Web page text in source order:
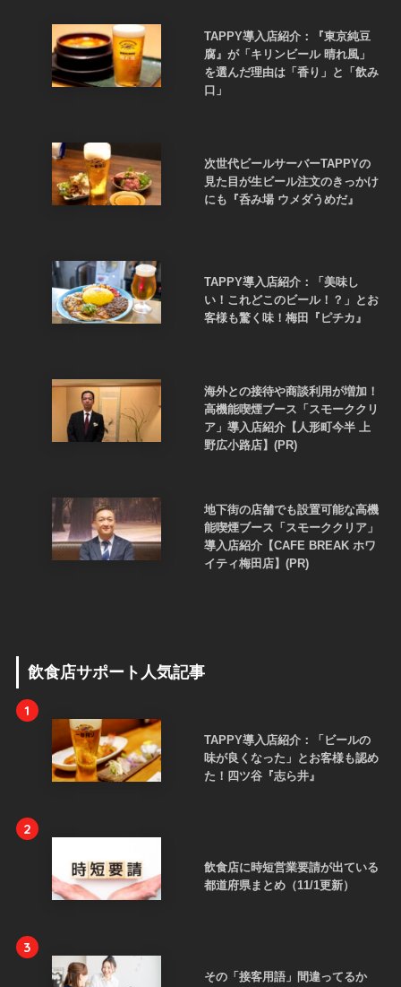
TAPPY導入店紹介：『東京純豆
腐』が「キリンビール 晴れ風」
を選んだ理由は「香り」と「飲み
口」
次世代ビールサーバーTAPPYの
見た目が生ビール注文のきっかけ
にも『呑み場 ウメダうめだ』
TAPPY導入店紹介：「美味し
い！これどこのビール！？」とお
客様も驚く味！梅田『ピチカ』
海外との接待や商談利用が増加！
高機能喫煙ブース「スモーククリ
ア」導入店紹介【人形町今半 上
野広小路店】(PR)
地下街の店舗でも設置可能な高機
能喫煙ブース「スモーククリア」
導入店紹介【CAFE BREAK ホワ
イティ梅田店】(PR)
飲食店サポート人気記事
1
TAPPY導入店紹介：「ビールの
味が良くなった」とお客様も認め
た！四ツ谷『志ら井』
2
飲食店に時短営業要請が出ている
都道府県まとめ（11/1更新）
3
その「接客用語」間違ってるか